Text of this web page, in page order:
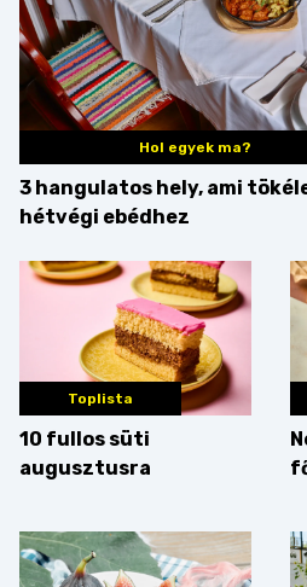
Hol egyek ma?
3 hangulatos hely, ami
hétvégi ebédhez
Toplista
10 fullos süti
augusztusra